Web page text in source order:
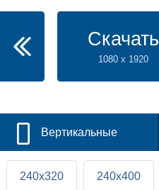
Скачать
1080 x 1920
Вертикальные
240x320 240x400